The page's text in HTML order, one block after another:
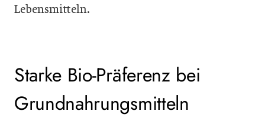
Lebensmitteln.
Starke Bio-Präferenz bei
Grundnahrungsmitteln